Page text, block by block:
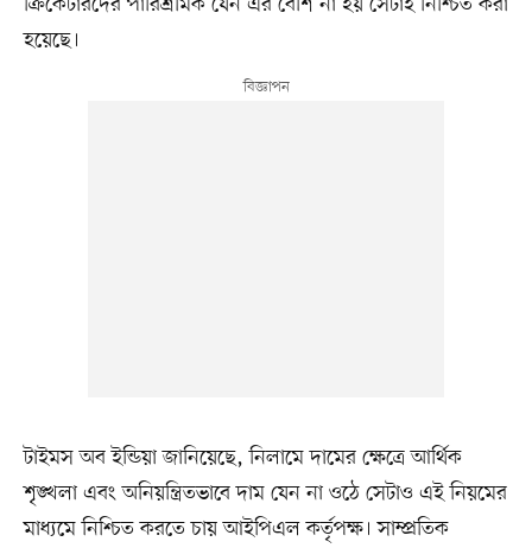
হয়েছে।
টাইমস অব ইন্ডিয়া জানিয়েছে, নিলামে দামের ক্ষেত্রে আর্থিক
শৃঙ্খলা এবং অনিয়ন্ত্রিতভাবে দাম যেন না ওঠে সেটাও এই নিয়মের
মাধ্যমে নিশ্চিত করতে চায় আইপিএল কর্তৃপক্ষ। সাম্প্রতিক